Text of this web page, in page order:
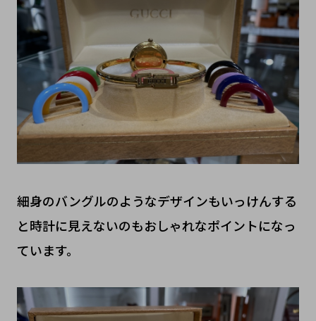
細身のバングルのようなデザインもいっけんする
と時計に見えないのもおしゃれなポイントになっ
ています。